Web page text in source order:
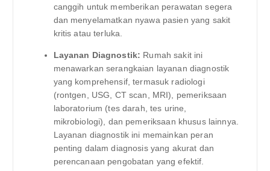
canggih untuk memberikan perawatan segera
dan menyelamatkan nyawa pasien yang sakit
kritis atau terluka.
Layanan Diagnostik: Rumah sakit ini
menawarkan serangkaian layanan diagnostik
yang komprehensif, termasuk radiologi
(rontgen, USG, CT scan, MRI), pemeriksaan
laboratorium (tes darah, tes urine,
mikrobiologi), dan pemeriksaan khusus lainnya.
Layanan diagnostik ini memainkan peran
penting dalam diagnosis yang akurat dan
perencanaan pengobatan yang efektif.